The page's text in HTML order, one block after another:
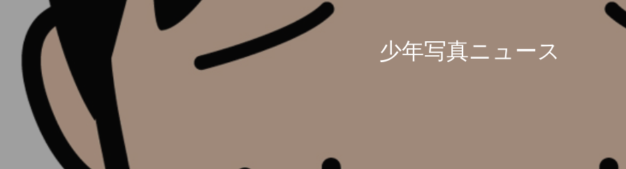
少年写真ニュース